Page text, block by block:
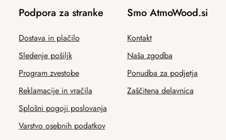
Podpora za stranke
Dostava in plačilo
Sledenje pošiljk
Program zvestobe
Reklamacije in vračila
Splošni pogoji poslovanja
Varstvo osebnih podatkov
Smo AtmoWood.si
Kontakt
Naša zgodba
Ponudba za podjetja
Zaščitena delavnica